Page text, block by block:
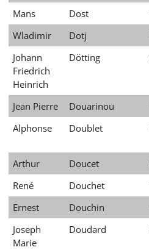
Mans
Dost
Wladimir
Dotj
Johann
Friedrich
Heinrich
Dötting
Jean Pierre Douarinou
Alphonse
Doublet
Arthur
Doucet
René
Douchet
Ernest
Douchin
Joseph
Marie
Doudard